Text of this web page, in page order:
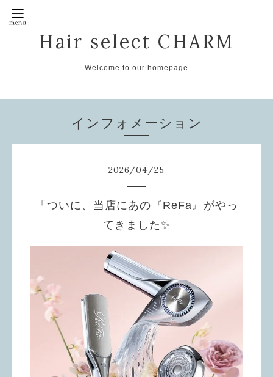
Hair select CHARM
Welcome to our homepage
インフォメーション
2026/04/25
「ついに、当店にあの『ReFa』がやっ
てきました✨